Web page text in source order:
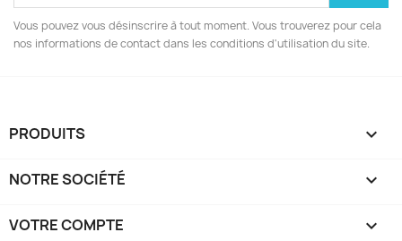
Vous pouvez vous désinscrire à tout moment. Vous trouverez pour cela
nos informations de contact dans les conditions d'utilisation du site.
PRODUITS 
NOTRE SOCIÉTÉ 
VOTRE COMPTE 